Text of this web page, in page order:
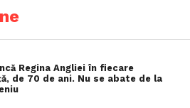
Regina Angliei în fiecare
de 70 de ani. Nu se abate de la